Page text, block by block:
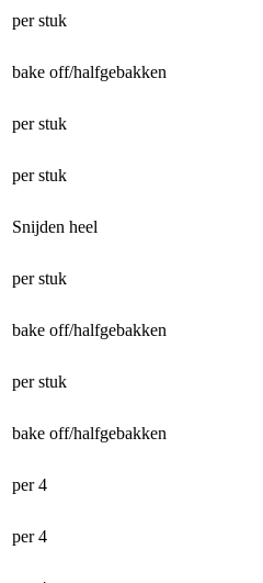
per stuk
bake off/halfgebakken
per stuk
per stuk
Snijden heel
per stuk
bake off/halfgebakken
per stuk
bake off/halfgebakken
per 4
per 4